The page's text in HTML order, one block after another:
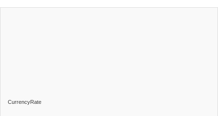
CurrencyRate